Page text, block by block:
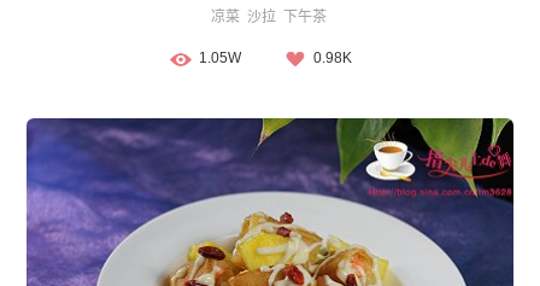
凉菜 沙拉 下午茶
1.05W 0.98K